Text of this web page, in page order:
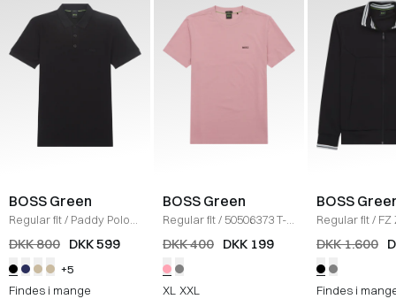
BOSS Green
Regular fit/ Paddy Polo
T-shirt / SORT
DKK 800 DKK 599
+5
Findes i mange
BOSS Green
Regular fit/ 50506373 T-
shirt
LYS RØD
DKK 400 DKK 199
XL XXL
BOSS
Regular fit/ FZ
Sweatshirt
DKK 1.600
Findes i